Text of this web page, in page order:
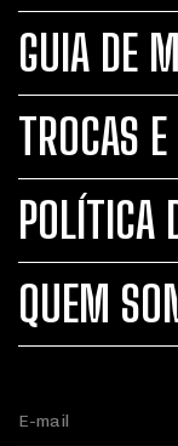
GUIA DE
TROCAS
POLÍTICA
QUEM